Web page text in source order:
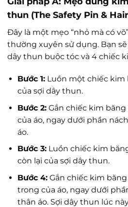
thun (The Safety Pin &
Đây là một mẹo “nhỏ mà có
thường xuyên sử dụng. Bạn sẽ
dây thun buộc tóc và 4 chiếc
Bước 1:Luồn một chiếc kim
của sợi dây thun.
Bước 2:Gắn chiếc kim
của áo, ngay dưới phần
áo.
Bước 3:Luồn chiếc kim
còn lại của sợi dây thun.
Bước 4:Gắn chiếc kim
trong của áo, ngay dưới
thân áo. Sợi dây thun lúc